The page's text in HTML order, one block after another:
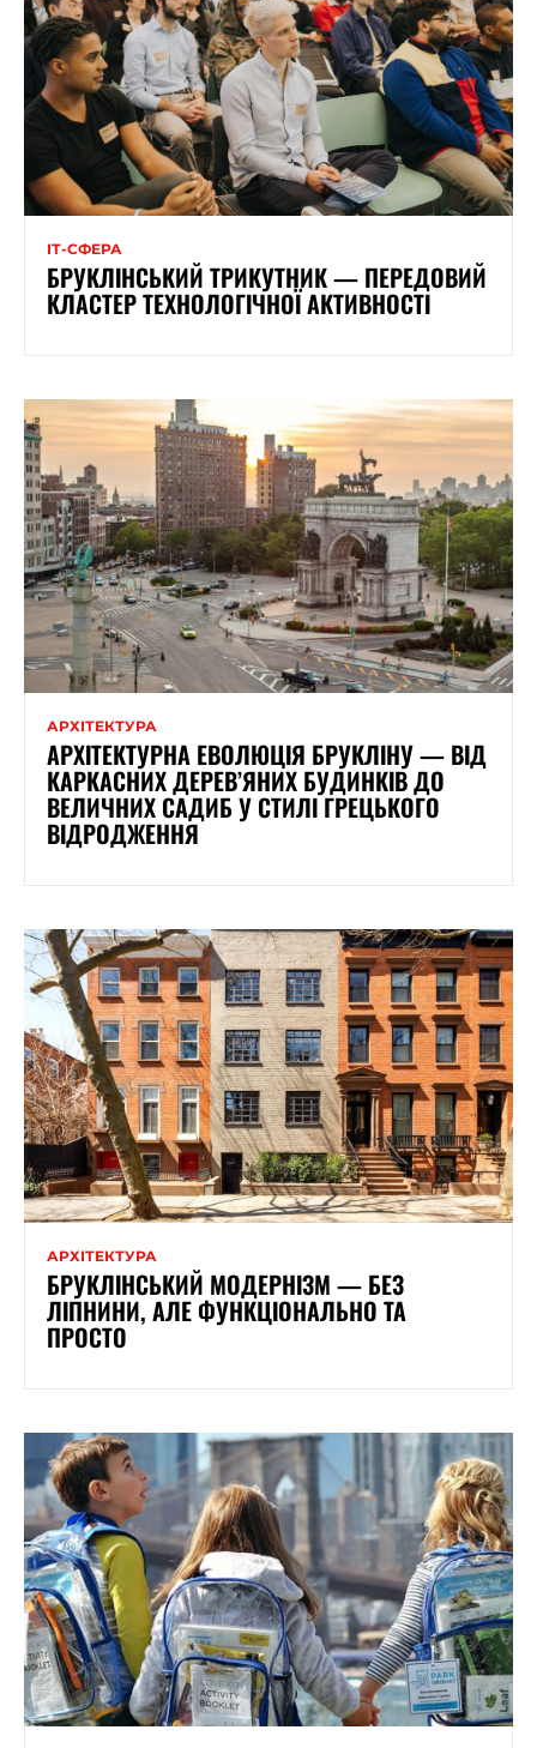
ІТ-СФЕРА
БРУКЛІНСЬКИЙ ТРИКУТНИК — ПЕРЕДОВИЙ
КЛАСТЕР ТЕХНОЛОГІЧНОЇ АКТИВНОСТІ
АРХІТЕКТУРА
АРХІТЕКТУРНА ЕВОЛЮЦІЯ БРУКЛІНУ — ВІД
КАРКАСНИХ ДЕРЕВ’ЯНИХ БУДИНКІВ ДО
ВЕЛИЧНИХ САДИБ У СТИЛІ ГРЕЦЬКОГО
ВІДРОДЖЕННЯ
АРХІТЕКТУРА
БРУКЛІНСЬКИЙ МОДЕРНІЗМ — БЕЗ
ЛІПНИНИ, АЛЕ ФУНКЦІОНАЛЬНО ТА
ПРОСТО